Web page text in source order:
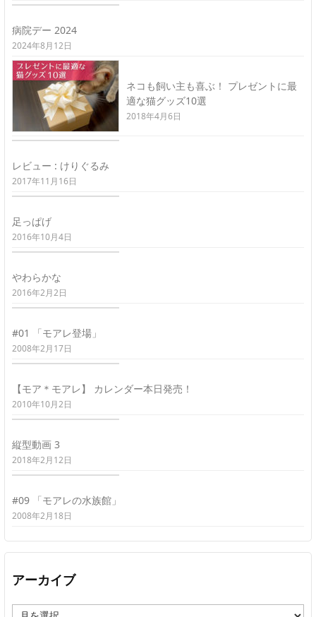
病院デー 2024
2024年8月12日
ネコも飼い主も喜ぶ！ プレゼントに最
適な猫グッズ10選
2018年4月6日
レビュー : けりぐるみ
2017年11月16日
足っぱげ
2016年10月4日
やわらかな
2016年2月2日
#01 「モアレ登場」
2008年2月17日
【モア＊モアレ】 カレンダー本日発売！
2010年10月2日
縦型動画 3
2018年2月12日
#09 「モアレの水族館」
2008年2月18日
アーカイブ